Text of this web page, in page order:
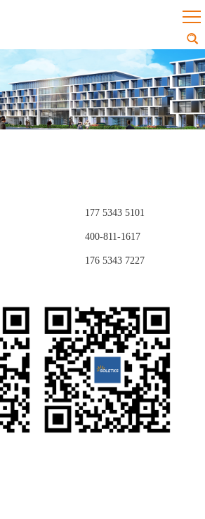
177 5343 5101
400-811-1617
176 5343 7227